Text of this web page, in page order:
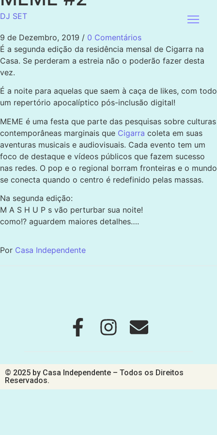
DJ SET
9 de Dezembro, 2019 / 0 Comentários
É a segunda edição da residência mensal de Cigarra na
Casa. Se perderam a estreia não o poderão fazer desta
vez.
É a noite para aquelas que saem à caça de likes, com todo
um repertório apocalíptico pós-inclusão digital!
MEME é uma festa que parte das pesquisas sobre culturas
contemporâneas marginais que Cigarra coleta em suas
aventuras musicais e audiovisuais. Cada evento tem um
foco de destaque e vídeos públicos que fazem sucesso
nas redes. O pop e o regional borram fronteiras e o mundo
se conecta quando o centro é redefinido pelas massas.
Na segunda edição:
M A S H U P s vão perturbar sua noite!
como!? aguardem maiores detalhes….
Por Casa Independente
© 2025 by Casa Independente – Todos os Direitos
Reservados.